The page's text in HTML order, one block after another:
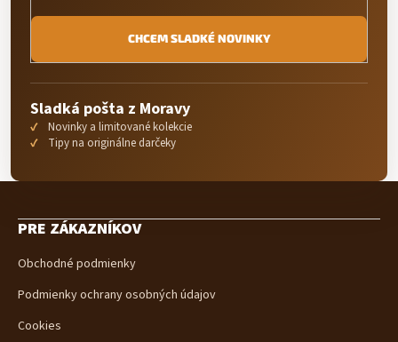
CHCEM SLADKÉ NOVINKY
Sladká pošta z Moravy
Novinky a limitované kolekcie
Tipy na originálne darčeky
PRE ZÁKAZNÍKOV
Obchodné podmienky
Podmienky ochrany osobných údajov
Cookies